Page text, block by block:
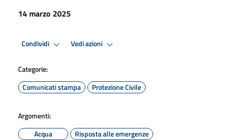
14 marzo 2025
Condividi Vedi azioni
Categorie:
Comunicati stampa
Protezione Civile
Argomenti:
Acqua
Risposta alle emergenze